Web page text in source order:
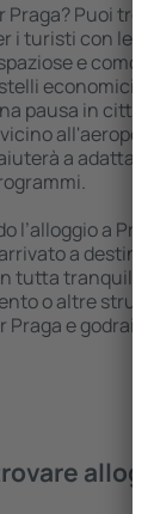
Praga? Puoi
i turisti con le
e
economici
pausa in
a
l’alloggio a
a
tutta
o altre
Praga e godrai